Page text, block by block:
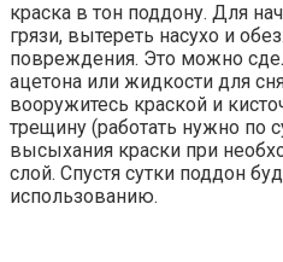
краска в тон поддону. Для
грязи, вытереть насухо и
повреждения. Это можно
ацетона или жидкости для
вооружитесь краской и
трещину (работать нужно по
высыхания краски при
слой. Спустя сутки поддон
использованию.